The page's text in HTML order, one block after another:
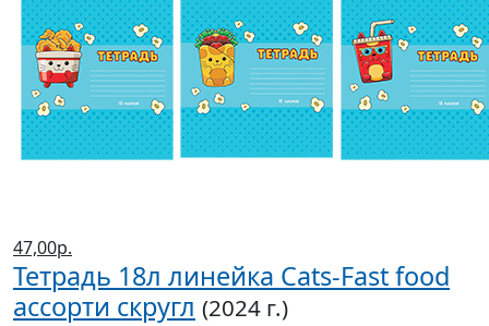
47,00р.
Тетрадь 18л линейка Cats-Fast food
ассорти скругл (2024 г.)